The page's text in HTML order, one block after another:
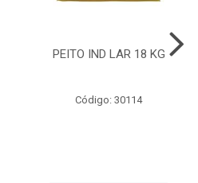
PEITO IND LAR 18 KG
Código: 30114